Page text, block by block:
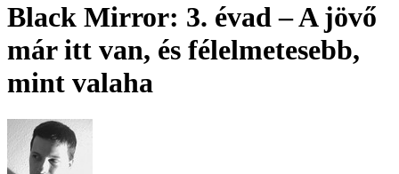
Black Mirror: 3. évad – A jövő
már itt van, és félelmetesebb,
mint valaha